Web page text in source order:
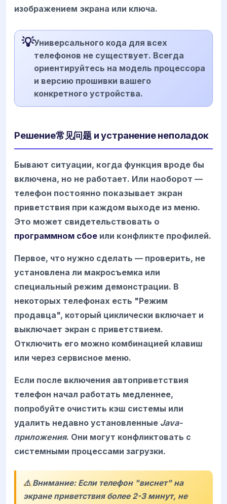
изображением экрана или ключа.
💡Универсального кода для всех
телефонов не существует. Всегда
ориентируйтесь на модель процессора
и версию прошивки вашего
конкретного устройства.
Решение常见问题 и устранение неполадок
Бывают ситуации, когда функция вроде бы
включена, но не работает. Или наоборот —
телефон постоянно показывает экран
приветствия при каждом выходе из меню.
Это может свидетельствовать о
программном сбое или конфликте профилей.
Первое, что нужно сделать — проверить, не
установлена ли макросъемка или
специальный режим демонстрации. В
некоторых телефонах есть "Режим
продавца", который циклически включает и
выключает экран с приветствием.
Отключить его можно комбинацией клавиш
или через сервисное меню.
Если после включения автоприветствия
телефон начал работать медленнее,
попробуйте очистить кэш системы или
удалить недавно установленные Java-
приложения. Они могут конфликтовать с
системными процессами загрузки.
⚠️ Внимание: Если телефон "виснет" на
экране приветствия более 2-3 минут, не